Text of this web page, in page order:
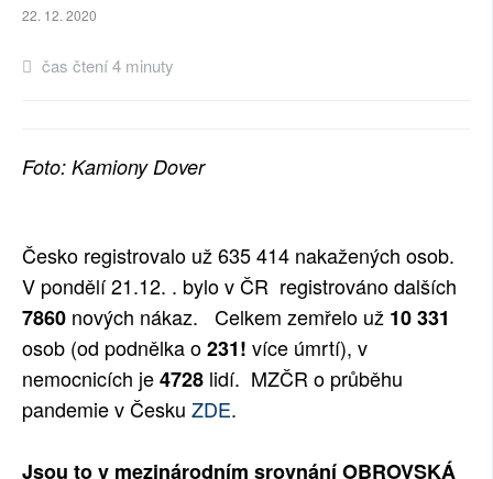
AUTOŘI
PŘÍSPĚVKY NA PROVOZ
RUBRIKY
22. 12. 2020
čas čtení 4 minuty
Foto: Kamiony Dover
Česko registrovalo už 635 414 nakažených osob.
V pondělí 21.12. . bylo v ČR registrováno dalších
7860 nových nákaz. Celkem zemřelo už 10 331
osob (od podnělka o231! více úmrtí), v
nemocnicích je4728 lidí. MZČR o průběhu
pandemie v Česku ZDE.
Jsou to v mezinárodním srovnání OBROVSKÁ